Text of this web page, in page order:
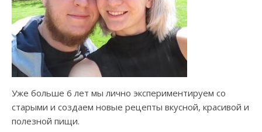
Уже больше 6 лет мы лично экспериментируем со
старыми и создаем новые рецепты вкусной, красивой и
полезной пищи.